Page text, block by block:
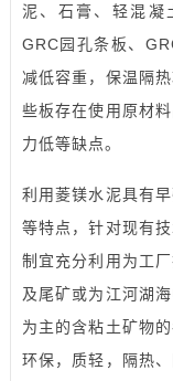
泥、石膏、轻混凝
GRC园孔条板、
减低容重，保温隔
些板存在使用原材
力低等缺点。
利用菱镁水泥具有
等特点，针对现有
制宜充分利用为工
及尾矿或为江河湖
为主的含粘土矿物
环保，质轻，隔热